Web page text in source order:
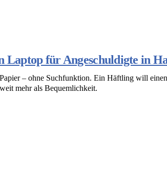
Laptop für Angeschuldigte in
– ohne Suchfunktion. Ein Häftling will
mehr als Bequemlichkeit.